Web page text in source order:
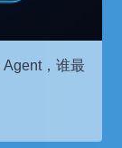
，谁最